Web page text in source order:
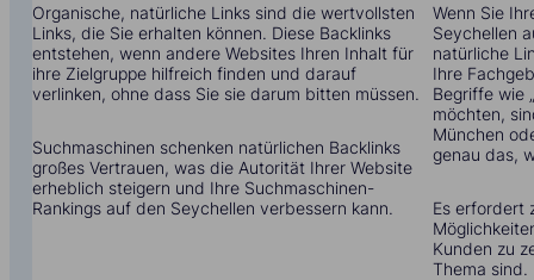
Organische, natürliche Links sind die wertvollsten
Links, die Sie erhalten können. Diese Backlinks
entstehen, wenn andere Websites Ihren Inhalt für
ihre Zielgruppe hilfreich finden und darauf
verlinken, ohne dass Sie sie darum bitten müssen.
Suchmaschinen schenken natürlichen Backlinks
großes Vertrauen, was die Autorität Ihrer Website
erheblich steigern und Ihre Suchmaschinen-
Rankings auf den Seychellen verbessern kann.
Wenn Sie
Seychellen
natürliche
Ihre
Begriffe wie
möchten,
München
genau das,
Es erfordert
Kunden zu
Thema sind.